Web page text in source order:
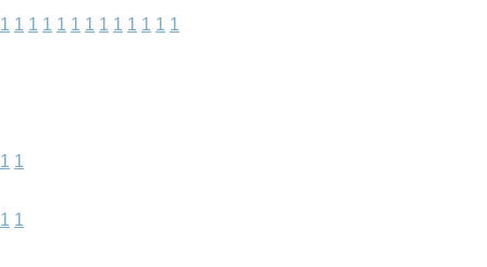
1 1 1 1 1 1 1 1 1 1 1 1 1
1 1
1 1